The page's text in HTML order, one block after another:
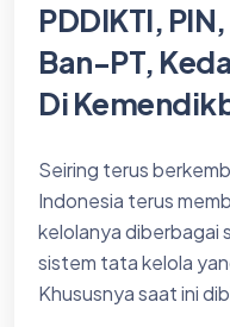
PDDIKTI,
Ban-PT,
Di
Seiring terus
Indonesia terus
kelolanya diberbagai
sistem tata kelola
Khususnya saat ini